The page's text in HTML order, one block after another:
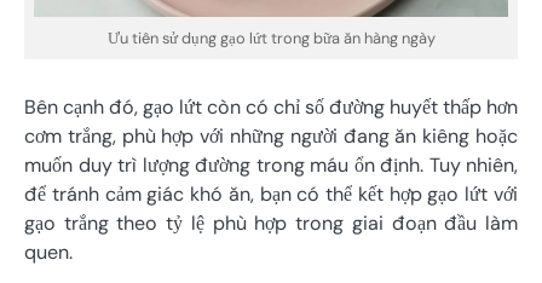
Ưu tiên sử dụng gạo lứt trong bữa ăn hàng ngày
Bên cạnh đó, gạo lứt còn có chỉ số đường huyết thấp hơn
cơm trắng, phù hợp với những người đang ăn kiêng hoặc
muốn duy trì lượng đường trong máu ổn định. Tuy nhiên,
để tránh cảm giác khó ăn, bạn có thể kết hợp gạo lứt với
gạo trắng theo tỷ lệ phù hợp trong giai đoạn đầu làm
quen.